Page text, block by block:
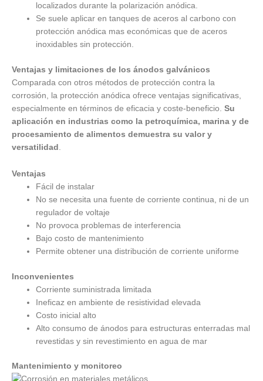
localizados durante la polarización anódica.
Se suele aplicar en tanques de aceros al carbono con
protección anódica mas económicas que de aceros
inoxidables sin protección.
Ventajas y limitaciones de los ánodos galvánicos
Comparada con otros métodos de protección contra la
corrosión, la protección anódica ofrece ventajas significativas,
especialmente en términos de eficacia y coste-beneficio. Su
aplicación en industrias como la petroquímica, marina y de
procesamiento de alimentos demuestra su valor y
versatilidad
Ventajas
Fácil de instalar
No se necesita una fuente de corriente continua, ni de un
regulador de voltaje
No provoca problemas de interferencia
Bajo costo de mantenimiento
Permite obtener una distribución de corriente uniforme
Inconvenientes
Corriente suministrada limitada
Ineficaz en ambiente de resistividad elevada
Costo inicial alto
Alto consumo de ánodos para estructuras enterradas mal
revestidas y sin revestimiento en agua de mar
Mantenimiento y monitoreo